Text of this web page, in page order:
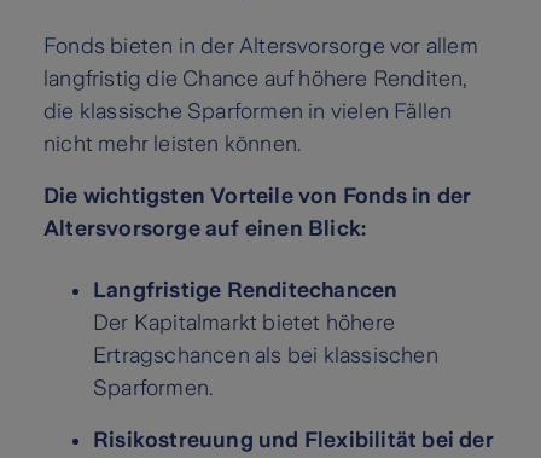
Fonds bieten in der Altersvorsorge vor allem
langfristig die Chance auf höhere Renditen,
die klassische Sparformen in vielen Fällen
nicht mehr leisten können.
Die wichtigsten Vorteile von Fonds in der
Altersvorsorge auf einen Blick:
Langfristige Renditechancen
Der Kapitalmarkt bietet höhere
Ertragschancen als bei klassischen
Sparformen.
Risikostreuung und Flexibilität bei der